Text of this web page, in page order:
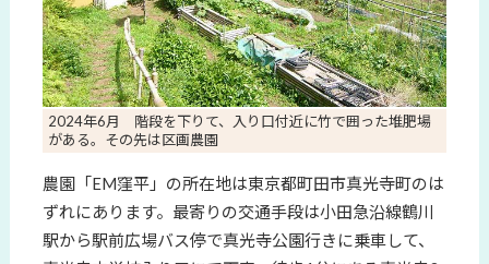
2024年6月 階段を下りて、入り口付近に竹で囲った堆肥場
がある。その先は区画農園
農園「EM窪平」の所在地は東京都町田市真光寺町のは
ずれにあります。最寄りの交通手段は小田急沿線鶴川
駅から駅前広場バス停で真光寺公園行きに乗車して、